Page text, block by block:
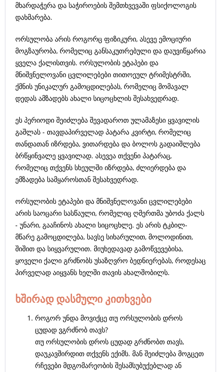
მხარდაჭერა და საჭიროების შემთხვევაში ფსიქოლოგის
დახმარება.
ორსულობა არის როგორც ფიზიკური, ასევე ემოციური
მოგზაურობა, რომელიც განსაკუთრებული და დაუვიწყარია
ყველა ქალისთვის. ორსულობის ეტაპები და
მნიშვნელოვანი ცვლილებები თითოეულ ტრიმესტრში,
ქმნის უნიკალურ გამოცდილებას, რომელიც მომავალ
დედას ამზადებს ახალი სიცოცხლის შესახვედრად.
ეს პერიოდი შეიძლება შევადაროთ ულამაზესი ყვავილის
გაშლას - თავდაპირველად პატარა კვირტი, რომელიც
თანდათან იზრდება, ვითარდება და ბოლოს გადაიშლება
ბრწყინვალე ყვავილად. ასევეა თქვენი პატარაც,
რომელიც თქვენს სხეულში იზრდება, ძლიერდება და
ემზადება სამყაროსთან შესახვედრად.
ორსულობის ეტაპები და მნიშვნელოვანი ცვლილებები
არის საოცარი სასწაული, რომელიც ღმერთმა უბოძა ქალს
- უნარი, გააჩინოს ახალი სიცოცხლე. ეს არის ტკბილ-
მწარე გამოცდილება, სავსე სიხარულით, მოლოდინით,
შიშით და სიყვარულით. მიუხედავად გამოწვევებისა,
ყოველი ქალი გრძნობს უსაზღვრო ბედნიერებას, როდესაც
პირველად აიყვანს ხელში თავის ახალშობილს.
ხშირად დასმული კითხვები
როგორ უნდა მოვიქცე თუ ორსულობის დროს
ცუდად ვგრძნობ თავს?
თუ ორსულობის დროს ცუდად გრძნობთ თავს,
დაუკავშირდით თქვენს ექიმს. მან შეიძლება მოგცეთ
რჩევები მდგომარეობის შესამსუბუქებლად ან